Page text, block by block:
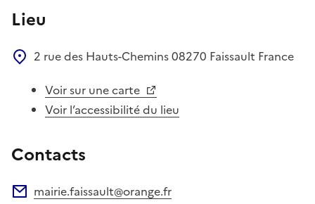
Lieu
2 rue des Hauts-Chemins08270 Faissault France
Voir sur une carte
Voir l’accessibilité du lieu
Contacts
mairie.faissault@orange.fr